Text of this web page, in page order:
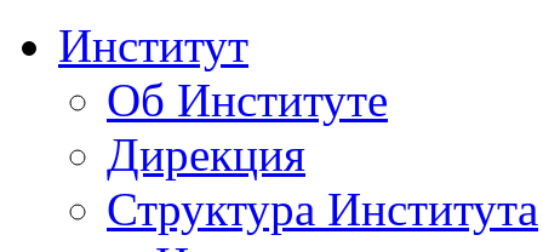
Институт
Об Институте
Дирекция
Структура Института